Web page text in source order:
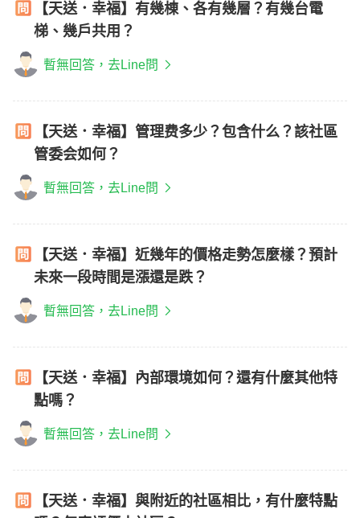
【天送．幸福】有幾棟、各有幾層？有幾台電
梯、幾戶共用？
暫無回答，去Line問
【天送．幸福】管理费多少？包含什么？該社區
管委会如何？
暫無回答，去Line問
【天送．幸福】近幾年的價格走勢怎麼樣？預計
未來一段時間是漲還是跌？
暫無回答，去Line問
【天送．幸福】內部環境如何？還有什麼其他特
點嗎？
暫無回答，去Line問
【天送．幸福】與附近的社區相比，有什麼特點